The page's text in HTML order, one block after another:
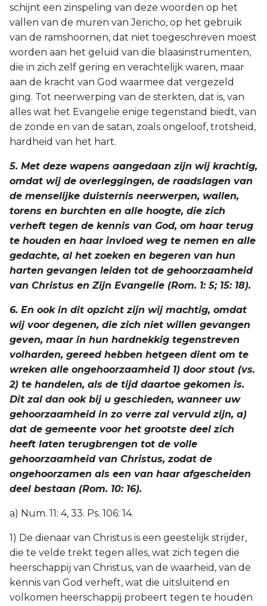
schijnt een zinspeling van deze woorden op het
vallen van de muren van Jericho, op het gebruik
van de ramshoornen, dat niet toegeschreven moest
worden aan het geluid van die blaasinstrumenten,
die in zich zelf gering en verachtelijk waren, maar
aan de kracht van God waarmee dat vergezeld
ging. Tot neerwerping van de sterkten, dat is, van
alles wat het Evangelie enige tegenstand biedt, van
de zonde en van de satan, zoals ongeloof, trotsheid,
hardheid van het hart.
5. Met deze wapens aangedaan zijn wij krachtig,
omdat wij de overleggingen, de raadslagen van
de menselijke duisternis neerwerpen, wallen,
torens en burchten en alle hoogte, die zich
verheft tegen de kennis van God, om haar terug
te houden en haar invloed weg te nemen en alle
gedachte, al het zoeken en begeren van hun
harten gevangen leiden tot de gehoorzaamheid
van Christus en Zijn Evangelie (Rom. 1: 5; 15: 18).
6. En ook in dit opzicht zijn wij machtig, omdat
wij voor degenen, die zich niet willen gevangen
geven, maar in hun hardnekkig tegenstreven
volharden, gereed hebben hetgeen dient om te
wreken alle ongehoorzaamheid 1) door stout (vs.
2) te handelen, als de tijd daartoe gekomen is.
Dit zal dan ook bij u geschieden, wanneer uw
gehoorzaamheid in zo verre zal vervuld zijn, a)
dat de gemeente voor het grootste deel zich
heeft laten terugbrengen tot de volle
gehoorzaamheid van Christus, zodat de
ongehoorzamen als een van haar afgescheiden
deel bestaan (Rom. 10: 16).
a) Num. 11: 4, 33. Ps. 106: 14.
1) De dienaar van Christus is een geestelijk strijder,
die te velde trekt tegen alles, wat zich tegen die
heerschappij van Christus, van de waarheid, van de
kennis van God verheft, wat die uitsluitend en
volkomen heerschappij probeert tegen te houden